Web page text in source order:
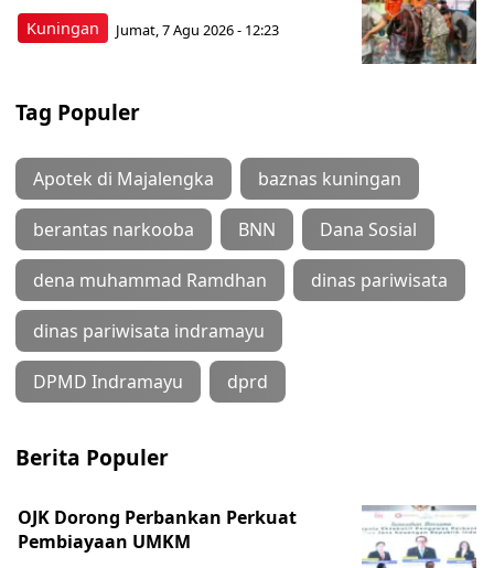
Kuningan Jumat, 7 Agu 2026 - 12:23
Tag Populer
Apotek di Majalengka baznas kuningan
berantas narkooba BNN Dana Sosial
dena muhammad Ramdhan dinas pariwisata
dinas pariwisata indramayu
DPMD Indramayu dprd
Berita Populer
OJK Dorong Perbankan Perkuat
Pembiayaan UMKM